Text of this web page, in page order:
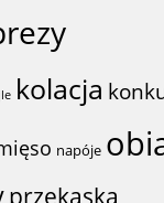
kolacja
napóje
przekąska